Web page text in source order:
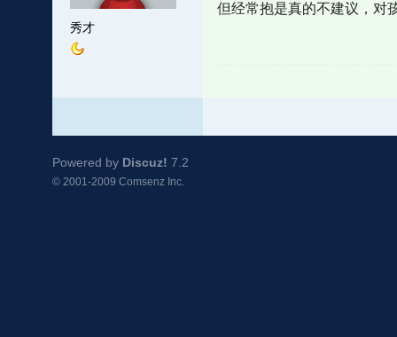
秀才
但经常抱是真的不建议，对
Powered by Discuz! 7.2
© 2001-2009 Comsenz Inc.